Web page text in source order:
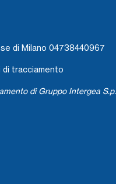
di Milano 04738440967
di tracciamento
di Gruppo Intergea